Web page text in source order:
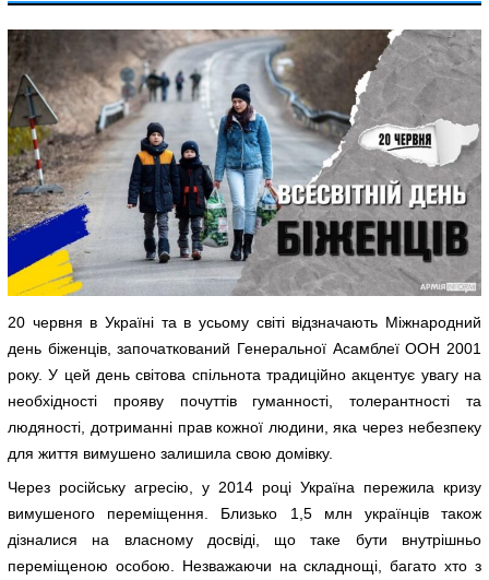
20 червня в Україні та в усьому світі відзначають Міжнародний
день біженців, започаткований Генеральної Асамблеї ООН 2001
року. У цей день світова спільнота традиційно акцентує увагу на
необхідності прояву почуттів гуманності, толерантності та
людяності, дотриманні прав кожної людини, яка через небезпеку
для життя вимушено залишила свою домівку.
Через російську агресію, у 2014 році Україна пережила кризу
вимушеного переміщення. Близько 1,5 млн українців також
дізналися на власному досвіді, що таке бути внутрішньо
переміщеною особою. Незважаючи на складнощі, багато хто з